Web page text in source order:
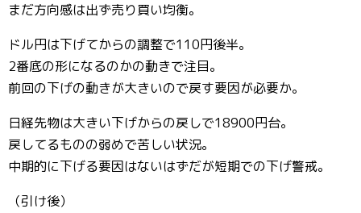
まだ方向感は出ず売り買い均衡。
ドル円は下げてからの調整で110円後半。
2番底の形になるのかの動きで注目。
前回の下げの動きが大きいので戻す要因が必要か。
日経先物は大きい下げからの戻しで18900円台。
戻してるものの弱めで苦しい状況。
中期的に下げる要因はないはずだが短期での下げ警戒。
（引け後）